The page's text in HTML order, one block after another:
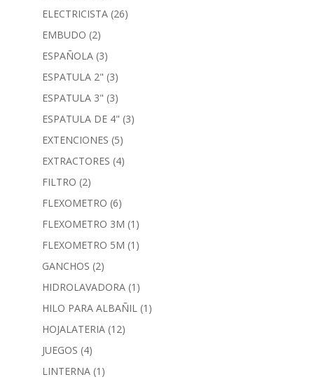
ELECTRICISTA (26)
EMBUDO (2)
ESPAÑOLA (3)
ESPATULA 2" (3)
ESPATULA 3" (3)
ESPATULA DE 4" (3)
EXTENCIONES (5)
EXTRACTORES (4)
FILTRO (2)
FLEXOMETRO (6)
FLEXOMETRO 3M (1)
FLEXOMETRO 5M (1)
GANCHOS (2)
HIDROLAVADORA (1)
HILO PARA ALBAÑIL (1)
HOJALATERIA (12)
JUEGOS (4)
LINTERNA (1)